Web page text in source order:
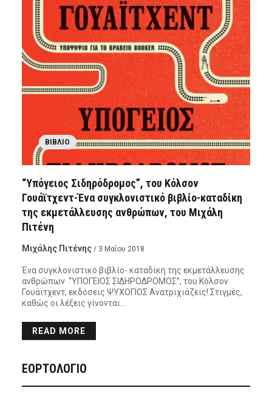
ΒΙΒΛΊΟ
“Υπόγειος Σιδηρόδρομος”, του Κόλσον
Γουάϊτχεντ-Ένα συγκλονιστικό βιβλίο-καταδίκη
της εκμετάλλευσης ανθρώπων, του Μιχάλη
Πιτένη
Μιχάλης Πιτένης / 3 Μαΐου 2018
Ένα συγκλονιστικό βιβλίο- καταδίκη της εκμετάλλευσης
ανθρώπων “ΥΠΟΓΕΙΟΣ ΣΙΔΗΡΟΔΡΟΜΟΣ”, του Κόλσον
Γουάϊτχεντ, εκδόσεις ΨΥΧΟΓΙΟΣ Ανατριχιάζεις! Στιγμές,
καθώς οι λέξεις γίνονται…
READ MORE
ΕΟΡΤΟΛΟΓΙΟ